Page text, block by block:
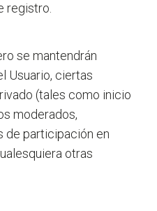
registro.
se mantendrán
Usuario, ciertas
(tales como inicio
moderados,
de participación en
otras